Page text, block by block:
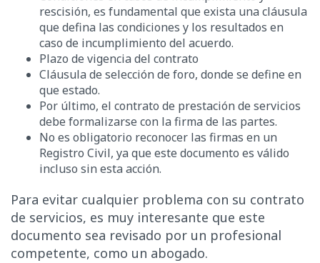
rescisión, es fundamental que exista una cláusula
que defina las condiciones y los resultados en
caso de incumplimiento del acuerdo.
Plazo de vigencia del contrato
Cláusula de selección de foro, donde se define en
que estado.
Por último, el contrato de prestación de servicios
debe formalizarse con la firma de las partes.
No es obligatorio reconocer las firmas en un
Registro Civil, ya que este documento es válido
incluso sin esta acción.
Para evitar cualquier problema con su contrato
de servicios, es muy interesante que este
documento sea revisado por un profesional
competente, como un abogado.